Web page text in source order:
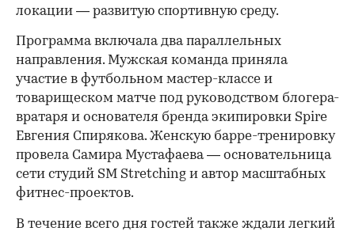
локации — развитую спортивную среду.
Программа включала два параллельных
направления. Мужская команда приняла
участие в футбольном мастер-классе и
товарищеском матче под руководством блогера-
вратаря и основателя бренда экипировки Spire
Евгения Спирякова. Женскую барре-тренировку
провела Самира Мустафаева — основательница
сети студий SM Stretching и автор масштабных
фитнес-проектов.
В течение всего дня гостей также ждали легкий